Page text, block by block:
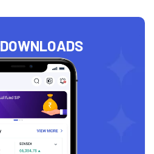
DOWNLOADS